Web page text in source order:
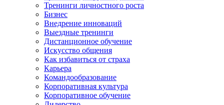
Тренинги личностного роста
Бизнес
Внедрение инноваций
Выездные тренинги
Дистанционное обучение
Искусство общения
Как избавиться от страха
Карьера
Командообразование
Корпоративная культура
Корпоративное обучение